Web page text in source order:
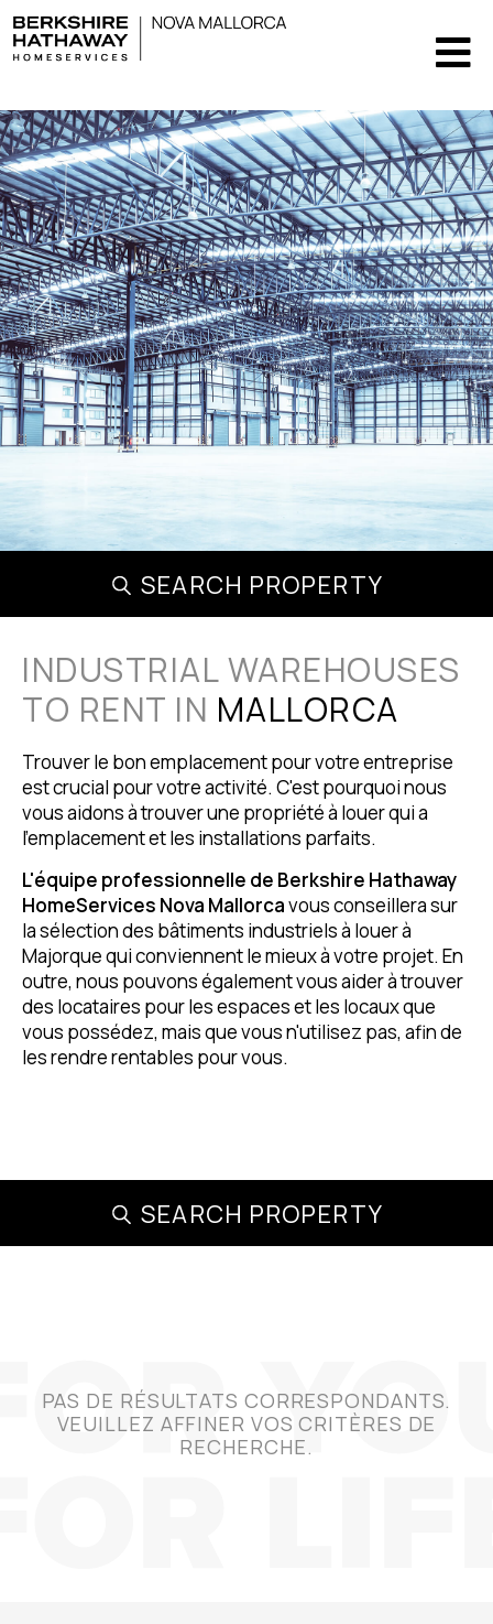
SEARCH PROPERTY
INDUSTRIAL WAREHOUSES
TO RENT IN MALLORCA
Trouver le bon emplacement pour votre entreprise
est crucial pour votre activité. C'est pourquoi nous
vous aidons à trouver une propriété à louer qui a
l'emplacement et les installations parfaits.
L'équipe professionnelle de Berkshire Hathaway
HomeServices Nova Mallorcavous conseillera sur
la sélection des bâtiments industriels à louer à
Majorque qui conviennent le mieux à votre projet. En
outre, nous pouvons également vous aider à trouver
des locataires pour les espaces et les locaux que
vous possédez, mais que vous n'utilisez pas, afin de
les rendre rentables pour vous.
SEARCH PROPERTY
PAS DE RÉSULTATS CORRESPONDANTS.
VEUILLEZ AFFINER VOS CRITÈRES DE
RECHERCHE.